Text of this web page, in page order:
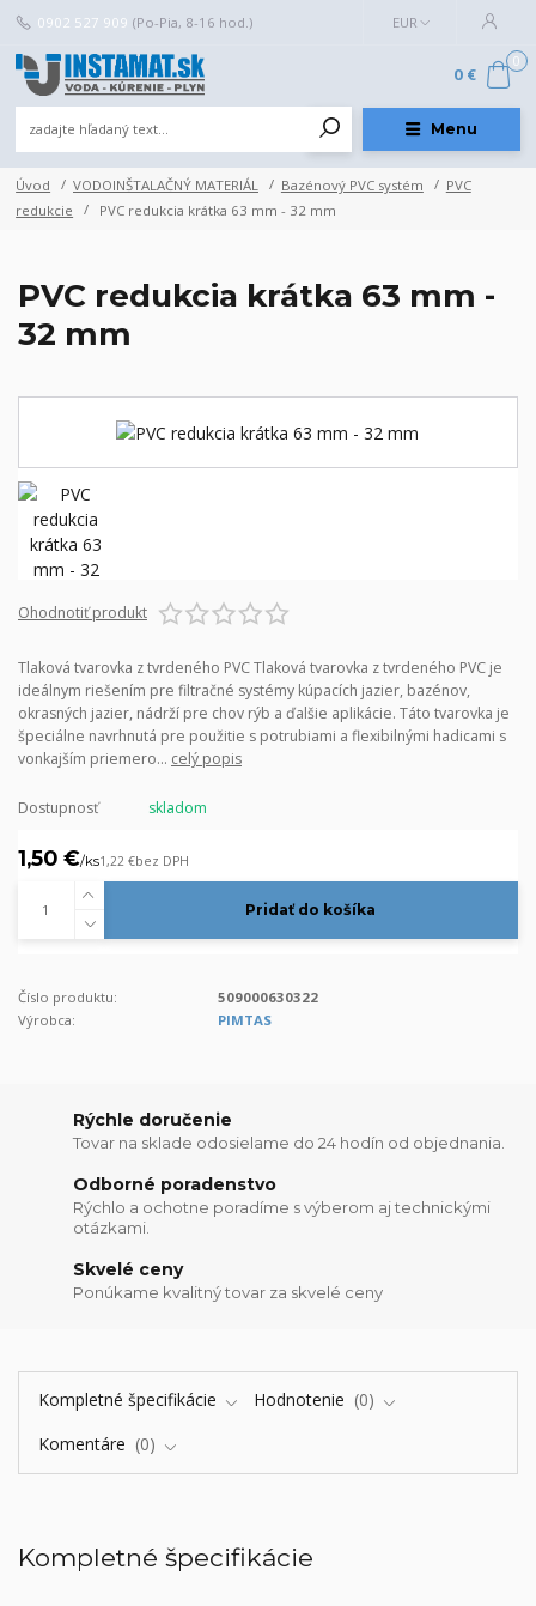
Menu
EUR
0902 527 909 (Po-Pia, 8-16 hod.)
0
0 €
Úvod VODOINŠTALAČNÝ MATERIÁL Bazénový PVC systém
PVC
redukcie
PVC redukcia krátka 63 mm - 32 mm
PVC redukcia krátka 63 mm -
32 mm
Ohodnotiť produkt
Tlaková tvarovka z tvrdeného PVC Tlaková tvarovka z tvrdeného PVC je
ideálnym riešením pre filtračné systémy kúpacích jazier, bazénov,
okrasných jazier, nádrží pre chov rýb a ďalšie aplikácie. Táto tvarovka je
špeciálne navrhnutá pre použitie s potrubiami a flexibilnými hadicami s
vonkajším priemero... celý popis
Dostupnosť skladom
1,50 €/ks1,22 €bez DPH
Pridať do košíka
Číslo produktu:
509000630322
Výrobca:
PIMTAS
Rýchle doručenie
Tovar na sklade odosielame do 24 hodín od objednania.
Odborné poradenstvo
Rýchlo a ochotne poradíme s výberom aj technickými
otázkami.
Skvelé ceny
Ponúkame kvalitný tovar za skvelé ceny
Kompletné špecifikácie Hodnotenie
0
Komentáre
0
Kompletné špecifikácie